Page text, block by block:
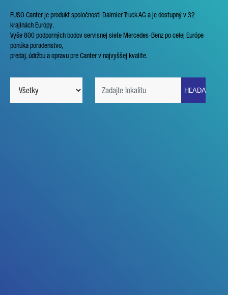
FUSO Canter je produkt spoločnosti Daimler Truck AG a je dostupný v 32
krajinách Európy.
Vyše 800 podporných bodov servisnej siete Mercedes-Benz po celej Európe
ponúka poradenstvo,
predaj, údržbu a opravu pre Canter v najvyššej kvalite.